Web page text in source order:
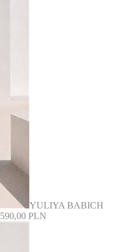
YULIYA BABICH
590,00 PLN